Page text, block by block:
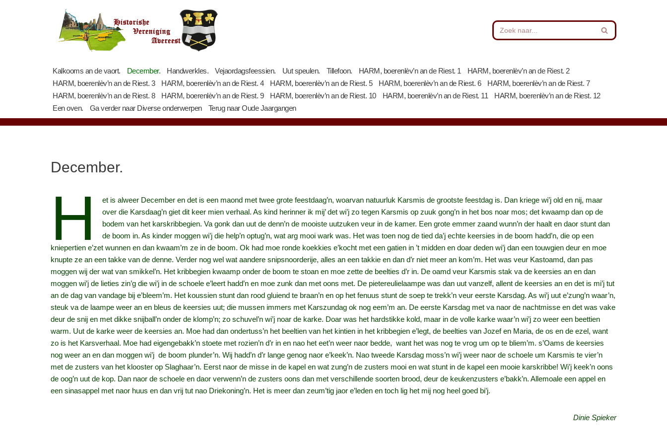
Kalkooms an de vaort.
December. Handwerkles. Vejaordagsfeessien. Uut speulen. Tillefoon. HARM, boerenlèv’n an de Riest. 1
HARM, boerenlèv’n an de Riest. 2
HARM, boerenlèv’n an de Riest. 3
HARM, boerenlèv’n an de Riest. 4 HARM, boerenlèv’n an de Riest. 5 HARM, boerenlèv’n an de Riest. 6
HARM, boerenlèv’n an de Riest. 7
HARM, boerenlèv’n an de Riest. 8
HARM, boerenlèv’n an de Riest. 9 HARM, boerenlèv’n an de Riest. 10 HARM, boerenlèv’n an de Riest. 11
HARM, boerenlèv’n an de Riest. 12
Een oven.
Ga verder naar Diverse onderwerpen Terug naar Oude Jaargangen
December.
H
et is alweer December en det is een maond met twee grote feestdaag’n, woarvan natuurluk Karsmis de grootste feestdag is. Dan kriege wi’j old en nij, maar
over die Karsdaag’n giet dit keer mien verhaal. As kind herinner ik mij’ det wi’j zo tegen Karsmis op zuuk gong’n in het bos noar mos; det kwaamp dan op de
bodem van het karskribbegien. Va gonk dan uut de denn’n de mooiste uutzuken veur in de kamer. Een grote emmer zaand wunn’n der haalt en daor stunt dan
de boom in. As kinder moggen wi’j die help’n optug’n, wat arg mooi wark was. Het was toen nog de tied da’j echte keersies in de boom hadd’n, die op een
kniepertien e’zet wunnen en dan kwaam’m ze in de boom. Ok had moe ronde koekkies e’kocht met een gatien in ’t midden en doar deden wi’j dan een touwgien deur en moe
knupte ze an een takke van de denne. Verder nog wel wat aandere snipsnoorderije, alles an een takkie en dan d’r niet meer an kom’m. Het was veur Kastoamd, dan pas
moggen wij der wat van smikkel’n. Het kribbegien kwaamp onder de boom te stoan en moe zette de beelties d’r in. De oamd veur Karsmis stak va de keersies an en dan
moggen wi’j de lieties zin’g die wi’j in de schoele e’leert hadd’n en moe zunk dan met oons met. De pietereulielaampe was dan uut vanzelf, allent de keersies an en det is mi’j tut
an de dag van vandage bij e’bleem’m. Het koussien stunt dan rood gluiend te braan’n en op het fenuus stunt de soep te trekk’n veur eerste Karsdag. As wi’j uut e’zung’n waar’n,
steuk va de laampe weer an en bleus de keersies uut; die mussen immers met Karszundag ok nog eem’m an. De eerste Karsdag met va naor de nachtmisse en det was vake
deur de snij en met dikke snijball’n onder de klomp’n; zo schuvel’n wi’j noar de karke. Doar was het hardstikke kold, maar in de volle karke waar’n wi’j zo weer een beettien
warm. Uut de karke weer de keersies an. Moe had dan ondertuss’n het beeltien van het kintien in het kribbegien e’legt, de beelties van Jozef en Maria, de os en de ezel, want
zo is het Karsverhaal. Moe had eigengebakk’n stoete met rozien’n d’r in en nao het eet’n weer naor bedde, want het was nog te vrog um op te bliem’m. s’Oams de keersies
nog weer an en dan moggen wi’j de boom plunder’n. Wij hadd’n d’r lange genog naor e’keek’n. Nao tweede Karsdag moss’n wi’j weer naor de schoele um Karsmis te vier’n
met de zusters van het klooster op Slaghaar’n. Eerst naor de misse in de kapel en wat zung’n de zusters mooi en wat stunt in de kapel een mooie karskribbe! Wi’j keek’n oons
de oog’n uut de kop. Dan naor de schoele en daor verwenn’n de zusters oons dan met verschillende soorten brood, deur de keukenzusters e’bakk’n. Allemoale een appel en
een sinasappel met naor huus en dan vrij tut nao Driekoning’n. Het is meer dan zeum’tig jaor e’leden en toch lig het mij nog heel goed bi’j.
Dinie Spieker